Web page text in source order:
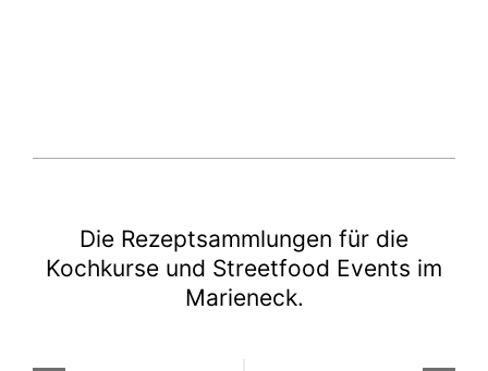
Die Rezeptsammlungen für die
Kochkurse und Streetfood Events im
Marieneck.